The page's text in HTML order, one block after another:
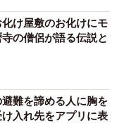
け屋敷のお化けにモ
の僧侶が語る伝説と
難を諦める人に胸を
入れ先をアプリに表